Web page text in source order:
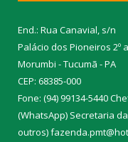
End.: Rua Canavial, s/n
Palácio dos Pioneiros 2º
Morumbi - Tucumã - PA
CEP: 68385-000
Fone: (94) 99134-5440
(WhatsApp) Secretaria da
outros)